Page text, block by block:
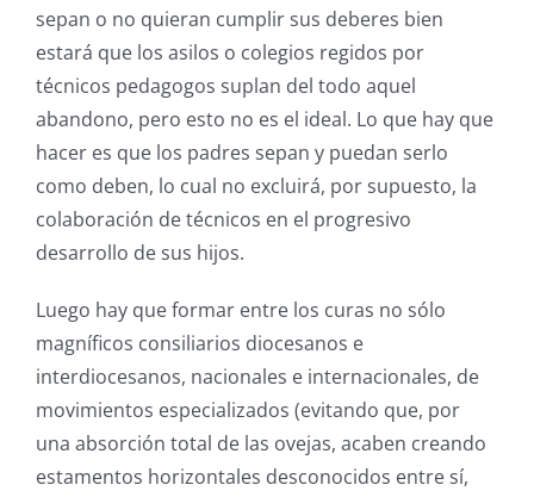
sepan o no quieran cumplir sus deberes bien
estará que los asilos o colegios regidos por
técnicos pedagogos suplan del todo aquel
abandono, pero esto no es el ideal. Lo que hay que
hacer es que los padres sepan y puedan serlo
como deben, lo cual no excluirá, por supuesto, la
colaboración de técnicos en el progresivo
desarrollo de sus hijos.
Luego hay que formar entre los curas no sólo
magníficos consiliarios diocesanos e
interdiocesanos, nacionales e internacionales, de
movimientos especializados (evitando que, por
una absorción total de las ovejas, acaben creando
estamentos horizontales desconocidos entre sí,